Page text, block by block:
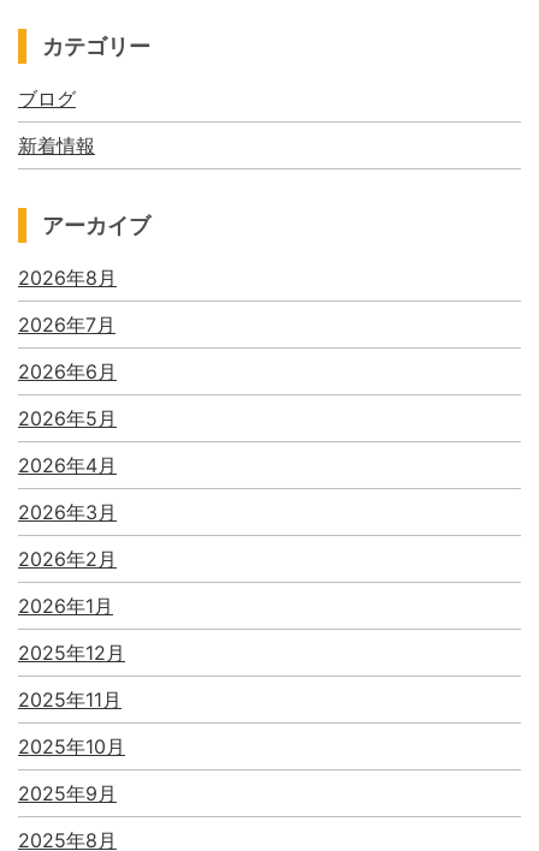
カテゴリー
ブログ
新着情報
アーカイブ
2026年8月
2026年7月
2026年6月
2026年5月
2026年4月
2026年3月
2026年2月
2026年1月
2025年12月
2025年11月
2025年10月
2025年9月
2025年8月